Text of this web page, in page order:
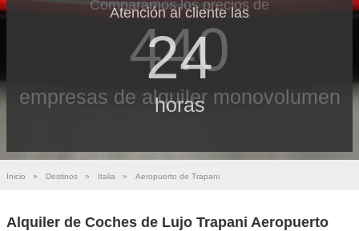
Comparamos los precios de
440
empresas de alquiler monovolumen
Atención al cliente las
24
horas
Inicio » Destinos » Italia » Aeropuerto de Trapani
Alquiler de Coches de Lujo Trapani Aeropuerto